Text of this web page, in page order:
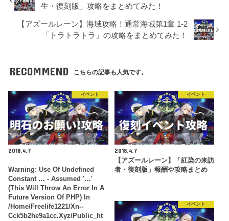
生・復刻版」攻略をまとめてみた！
【アズールレーン】海域攻略！通常海域第1章 1-2
「トラトラトラ」の攻略をまとめてみた！
RECOMMEND こちらの記事も人気です。
イベント
2018.4.7
Warning: Use Of Undefined
Constant … - Assumed '…'
(this Will Throw An Error In A
Future Version Of PHP) In
/home/freelife1221/xn--
Cck5b2he9a1cc.xyz/public_ht
イベント
2018.4.7
【アズールレーン】「紅染の来訪
者・復刻版」報酬や攻略まとめ
イベント